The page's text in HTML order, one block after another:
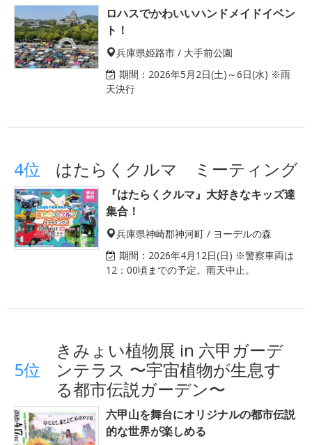
ロハスでかわいいハンドメイドイベン
ト！
兵庫県姫路市 / 大手前公園
期間： 2026年5月2日(土)～6日(水) ※雨
天決行
4位 はたらくクルマ ミーティング
『はたらくクルマ』大好きなキッズ達
集合！
兵庫県神崎郡神河町 / ヨーデルの森
期間： 2026年4月12日(日) ※警察車両は
12：00頃までの予定。雨天中止。
5位
きみょい植物展 in 六甲ガーデ
ンテラス 〜宇宙植物が生息す
る都市伝説ガーデン〜
六甲山を舞台にオリジナルの都市伝説
的な世界が楽しめる